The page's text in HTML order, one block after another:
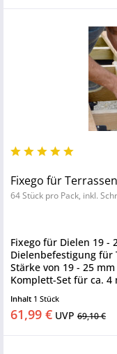
Fixego für
64 Stück pro Pack, inkl.
Fixego für Dielen 19 -
Dielenbefestigung für
Stärke von 19 - 25
Komplett-Set für ca.
Inhalt 1 Stück
61,99 € UVP 69,10 €